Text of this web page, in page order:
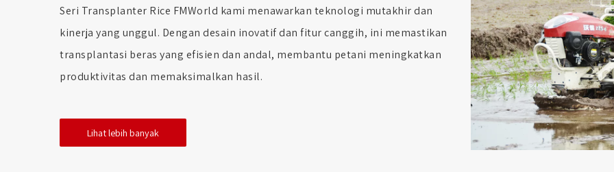
Seri Transplanter Rice FMWorld kami menawarkan teknologi mutakhir dan
kinerja yang unggul. Dengan desain inovatif dan fitur canggih, ini memastikan
transplantasi beras yang efisien dan andal, membantu petani meningkatkan
produktivitas dan memaksimalkan hasil.
Lihat lebih banyak